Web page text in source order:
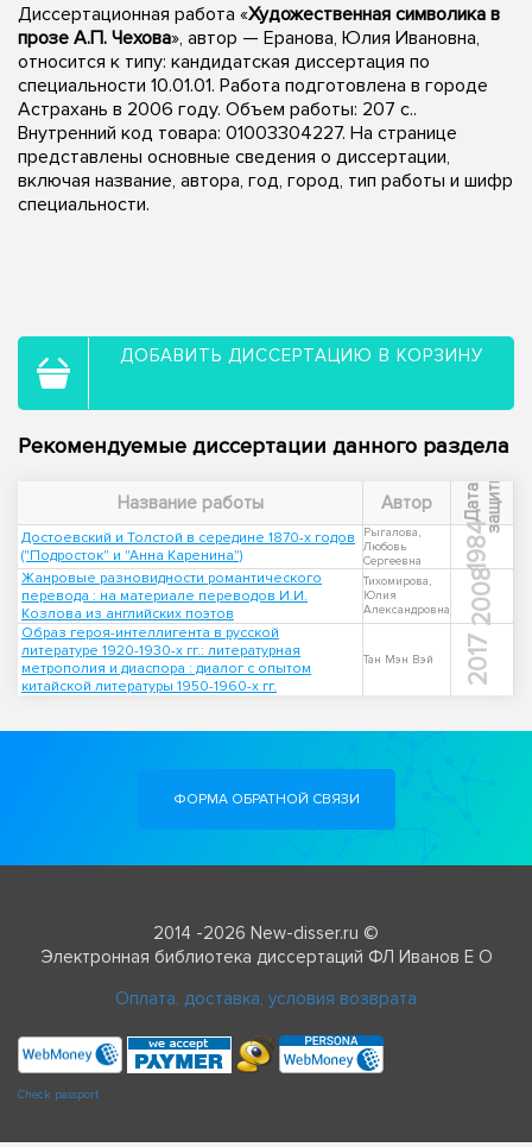
Диссертационная работа «Художественная символика в
прозе А.П. Чехова», автор — Еранова, Юлия Ивановна,
относится к типу: кандидатская диссертация по
специальности 10.01.01. Работа подготовлена в городе
Астрахань в 2006 году. Объем работы: 207 с..
Внутренний код товара: 01003304227. На странице
представлены основные сведения о диссертации,
включая название, автора, год, город, тип работы и шифр
специальности.
ДОБАВИТЬ ДИССЕРТАЦИЮ В КОРЗИНУ
Рекомендуемые диссертации данного раздела
Название работы Автор Д
а
т
а
з
а
щ
и
т ы
Достоевский и Толстой в середине 1870-х годов
("Подросток" и "Анна Каренина")
Рыгалова,
Любовь
Сергеевна
1984
Жанровые разновидности романтического
перевода : на материале переводов И.И.
Козлова из английских поэтов
Тихомирова,
Юлия
Александровна
2008
Образ героя-интеллигента в русской
литературе 1920-1930-х гг.: литературная
метрополия и диаспора : диалог с опытом
китайской литературы 1950-1960-х гг.
Тан Мэн Вэй 2017
ФОРМА ОБРАТНОЙ СВЯЗИ
2014 -2026 New-disser.ru ©
Электронная библиотека диссертаций ФЛ Иванов Е О
Оплата, доставка, условия возврата
Check passport